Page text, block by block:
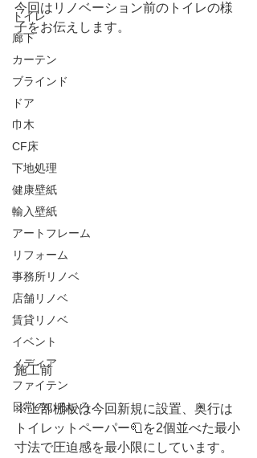
トイレ
廊下
カーテン
ブラインド
ドア
巾木
CF床
下地処理
健康壁紙
輸入壁紙
アートフレーム
リフォーム
事務所リノベ
店舗リノベ
賃貸リノベ
イベント
メディア
ファイテン
日常のいろいろ
今回はリノベーション前のトイレの様
子をお伝えします。
施工前
※上部棚板は今回新規に設置、奥行は
トイレットペーパー🧻を2個並べた最小
寸法で圧迫感を最小限にしています。